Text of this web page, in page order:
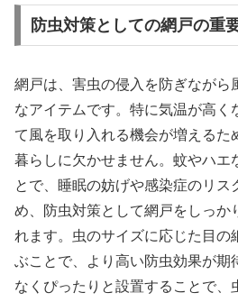
防虫対策としての網戸の重
網戸は、害虫の侵入を防ぎながら
なアイテムです。特に気温が高く
て風を取り入れる機会が増えるた
暮らしに欠かせません。蚊やハエ
とで、睡眠の妨げや感染症のリス
め、防虫対策として網戸をしっか
れます。虫のサイズに応じた目の
ぶことで、より高い防虫効果が期
なくぴったりと設置することで、